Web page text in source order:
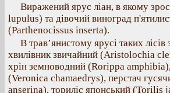
Виражений ярус ліан, в якому
lupulus) та дівочий виноград
(Parthenocissus inserta).
В трав’янистому ярусі таких лісів
хвилівник звичайний (Aristolochia
хрін земноводний (Rorippa
(Veronica chamaedrys), перстач
anserina), ториліс японський (Torilis